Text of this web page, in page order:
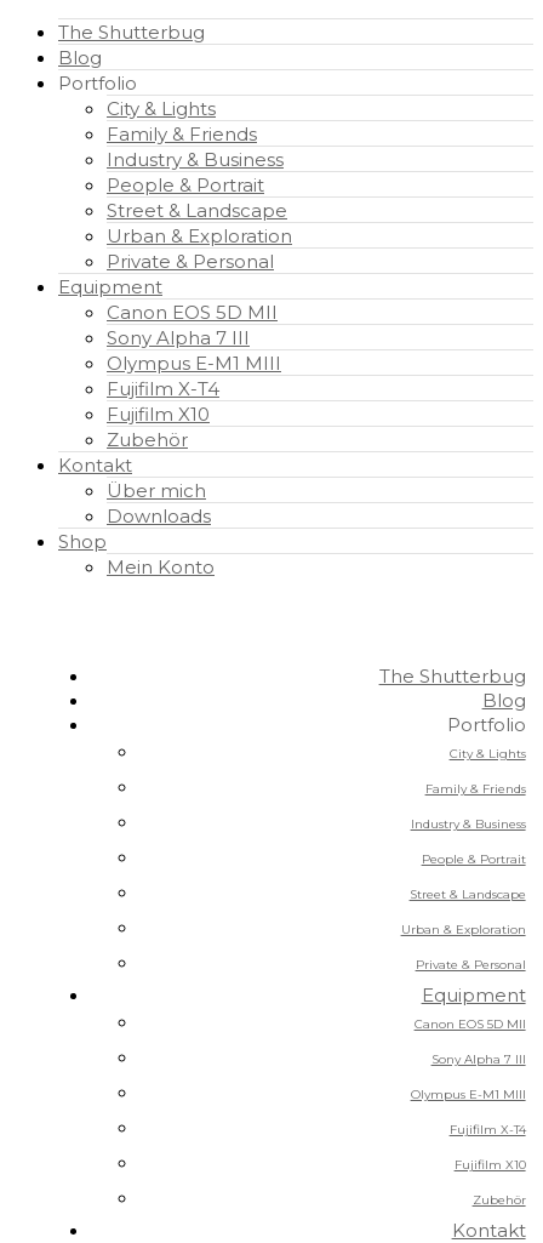
The Shutterbug
Blog
Portfolio
City & Lights
Family & Friends
Industry & Business
People & Portrait
Street & Landscape
Urban & Exploration
Private & Personal
Equipment
Canon EOS 5D MII
Sony Alpha 7 III
Olympus E-M1 MIII
Fujifilm X-T4
Fujifilm X10
Zubehör
Kontakt
Über mich
Downloads
Shop
Mein Konto
The Shutterbug
Blog
Portfolio
City & Lights
Family & Friends
Industry & Business
People & Portrait
Street & Landscape
Urban & Exploration
Private & Personal
Equipment
Canon EOS 5D MII
Sony Alpha 7 III
Olympus E-M1 MIII
Fujifilm X-T4
Fujifilm X10
Zubehör
Kontakt